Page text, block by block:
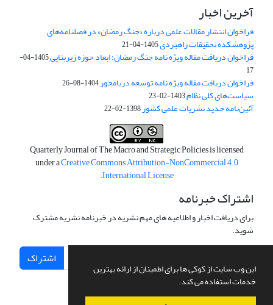
این وب سایت از کوکی ها برای اطمینان از ارائه بهترین
خدمات استفاده می کند.
آخرین اخبار
فراخوان انتشار مقالات علمی درباره «جنگ رمضان» در فصلنامه‌های
پژوهشکده تحقیقات راهبردی1405-04-21
فراخوان دریافت مقاله ویژه نامه جنگ رمضان؛ ابعاد حوزه زیربنایی
1405-04-
17
فراخوان دریافت مقاله ویژه نامه توسعه دریامحور1404-08-26
سیاست‌های کلی نظام1403-02-23
آئین‌نامه جدید نشریات علمی کشور1398-02-22
Quarterly Journal of The Macro and Strategic Policies is licensed
under aCreative Commons Attribution-NonCommercial 4.0
International License
.
اشتراک خبرنامه
برای دریافت اخبار و اطلاعیه های مهم نشریه در خبرنامه نشریه مشترک
شوید.
اشتراک